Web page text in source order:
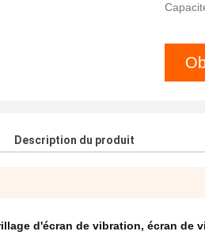
Description du produit
d'écran de vibration, écran de